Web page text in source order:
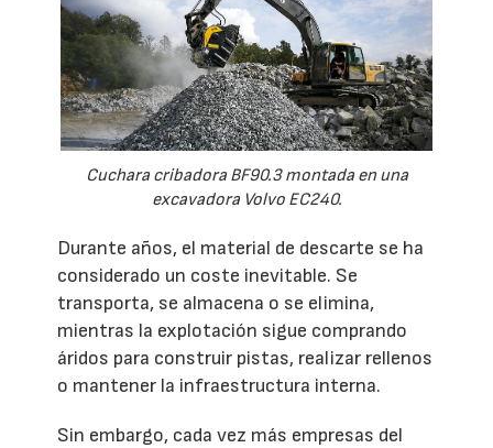
Cuchara cribadora BF90.3 montada en una
excavadora Volvo EC240.
Durante años, el material de descarte se ha
considerado un coste inevitable. Se
transporta, se almacena o se elimina,
mientras la explotación sigue comprando
áridos para construir pistas, realizar rellenos
o mantener la infraestructura interna.
Sin embargo, cada vez más empresas del